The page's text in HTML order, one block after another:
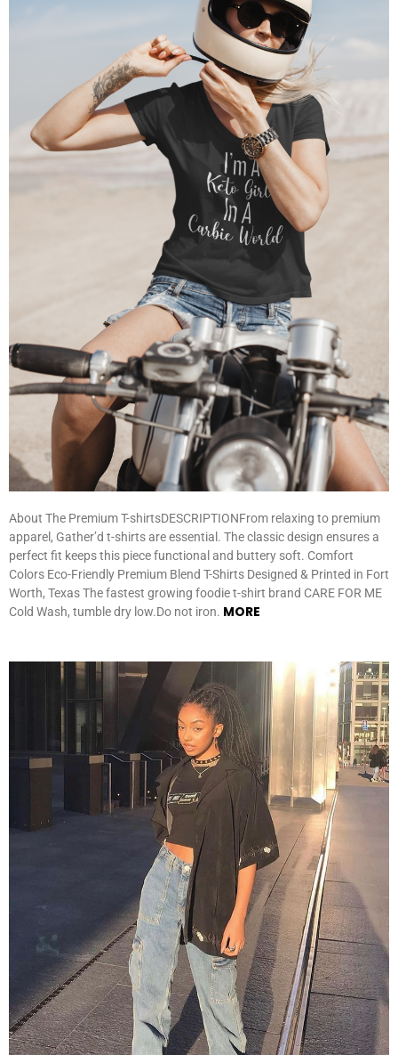
About The Premium T-shirtsDESCRIPTIONFrom relaxing to premium
apparel, Gather’d t-shirts are essential. The classic design ensures a
perfect fit keeps this piece functional and buttery soft. Comfort
Colors Eco-Friendly Premium Blend T-Shirts Designed & Printed in Fort
Worth, Texas The fastest growing foodie t-shirt brand CARE FOR ME
Cold Wash, tumble dry low.Do not iron. MORE